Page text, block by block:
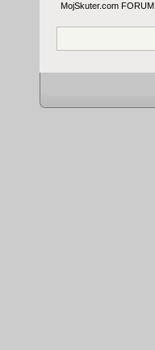
MojSkuter.com FORUM